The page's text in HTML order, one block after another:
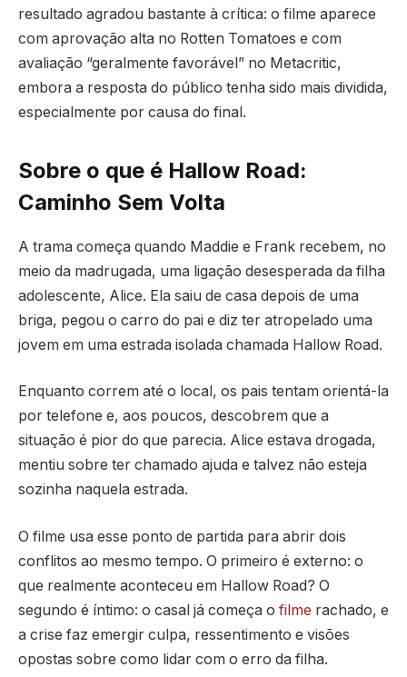
resultado agradou bastante à crítica: o filme aparece
com aprovação alta no Rotten Tomatoes e com
avaliação “geralmente favorável” no Metacritic,
embora a resposta do público tenha sido mais dividida,
especialmente por causa do final.
Sobre o que é Hallow Road:
Caminho Sem Volta
A trama começa quando Maddie e Frank recebem, no
meio da madrugada, uma ligação desesperada da filha
adolescente, Alice. Ela saiu de casa depois de uma
briga, pegou o carro do pai e diz ter atropelado uma
jovem em uma estrada isolada chamada Hallow Road.
Enquanto correm até o local, os pais tentam orientá-la
por telefone e, aos poucos, descobrem que a
situação é pior do que parecia. Alice estava drogada,
mentiu sobre ter chamado ajuda e talvez não esteja
sozinha naquela estrada.
O filme usa esse ponto de partida para abrir dois
conflitos ao mesmo tempo. O primeiro é externo: o
que realmente aconteceu em Hallow Road? O
segundo é íntimo: o casal já começa o filme rachado, e
a crise faz emergir culpa, ressentimento e visões
opostas sobre como lidar com o erro da filha.